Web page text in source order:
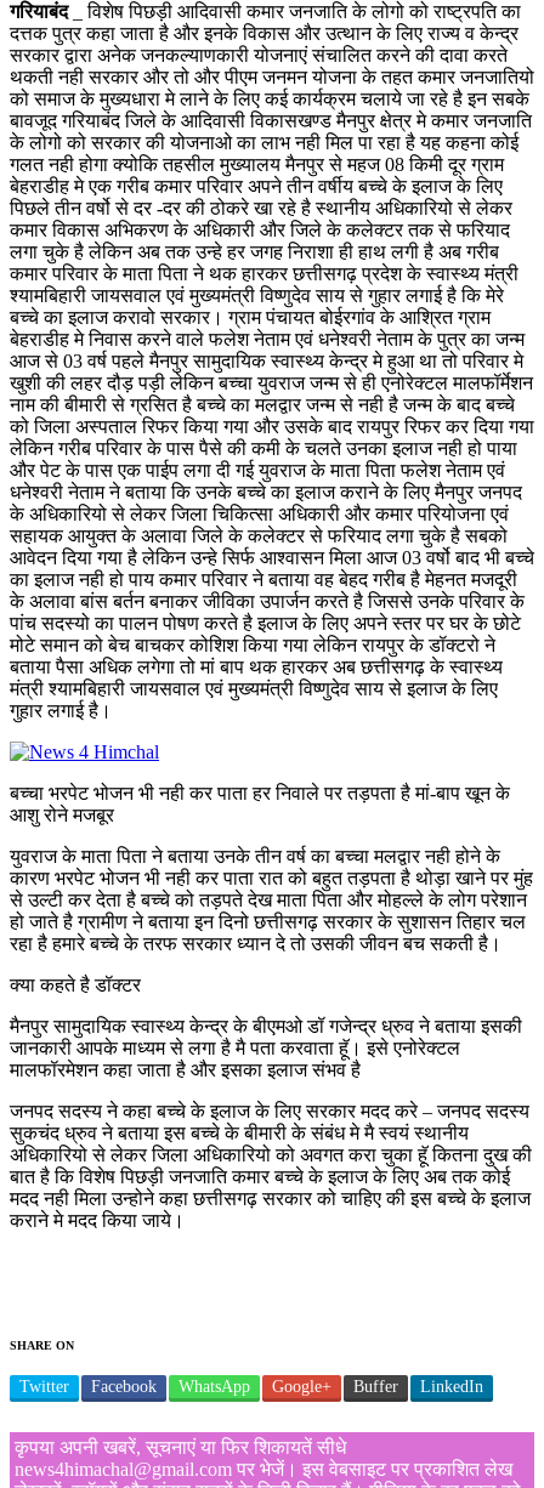
गरियाबंद_ विशेष पिछड़ी आदिवासी कमार जनजाति के लोगो को राष्ट्रपति का
दत्तक पुत्र कहा जाता है और इनके विकास और उत्थान के लिए राज्य व केन्द्र
सरकार द्वारा अनेक जनकल्याणकारी योजनाएं संचालित करने की दावा करते
थकती नही सरकार और तो और पीएम जनमन योजना के तहत कमार जनजातियो
को समाज के मुख्यधारा मे लाने के लिए कई कार्यक्रम चलाये जा रहे है इन सबके
बावजूद गरियाबंद जिले के आदिवासी विकासखण्ड मैनपुर क्षेत्र मे कमार जनजाति
के लोगो को सरकार की योजनाओ का लाभ नही मिल पा रहा है यह कहना कोई
गलत नही होगा क्योकि तहसील मुख्यालय मैनपुर से महज 08 किमी दूर ग्राम
बेहराडीह मे एक गरीब कमार परिवार अपने तीन वर्षीय बच्चे के इलाज के लिए
पिछले तीन वर्षो से दर -दर की ठोकरे खा रहे है स्थानीय अधिकारियो से लेकर
कमार विकास अभिकरण के अधिकारी और जिले के कलेक्टर तक से फरियाद
लगा चुके है लेकिन अब तक उन्हे हर जगह निराशा ही हाथ लगी है अब गरीब
कमार परिवार के माता पिता ने थक हारकर छत्तीसगढ़ प्रदेश के स्वास्थ्य मंत्री
श्यामबिहारी जायसवाल एवं मुख्यमंत्री विष्णुदेव साय से गुहार लगाई है कि मेरे
बच्चे का इलाज करावो सरकार। ग्राम पंचायत बोईरगांव के आश्रित ग्राम
बेहराडीह मे निवास करने वाले फलेश नेताम एवं धनेश्वरी नेताम के पुत्र का जन्म
आज से 03 वर्ष पहले मैनपुर सामुदायिक स्वास्थ्य केन्द्र मे हुआ था तो परिवार मे
खुशी की लहर दौड़ पड़ी लेकिन बच्चा युवराज जन्म से ही एनोरेक्टल मालफॉर्मेशन
नाम की बीमारी से ग्रसित है बच्चे का मलद्वार जन्म से नही है जन्म के बाद बच्चे
को जिला अस्पताल रिफर किया गया और उसके बाद रायपुर रिफर कर दिया गया
लेकिन गरीब परिवार के पास पैसे की कमी के चलते उनका इलाज नही हो पाया
और पेट के पास एक पाईप लगा दी गई युवराज के माता पिता फलेश नेताम एवं
धनेश्वरी नेताम ने बताया कि उनके बच्चे का इलाज कराने के लिए मैनपुर जनपद
के अधिकारियो से लेकर जिला चिकित्सा अधिकारी और कमार परियोजना एवं
सहायक आयुक्त के अलावा जिले के कलेक्टर से फरियाद लगा चुके है सबको
आवेदन दिया गया है लेकिन उन्हे सिर्फ आश्वासन मिला आज 03 वर्षो बाद भी बच्चे
का इलाज नही हो पाय कमार परिवार ने बताया वह बेहद गरीब है मेहनत मजदूरी
के अलावा बांस बर्तन बनाकर जीविका उपार्जन करते है जिससे उनके परिवार के
पांच सदस्यो का पालन पोषण करते है इलाज के लिए अपने स्तर पर घर के छोटे
मोटे समान को बेच बाचकर कोशिश किया गया लेकिन रायपुर के डॉक्टरो ने
बताया पैसा अधिक लगेगा तो मां बाप थक हारकर अब छत्तीसगढ़ के स्वास्थ्य
मंत्री श्यामबिहारी जायसवाल एवं मुख्यमंत्री विष्णुदेव साय से इलाज के लिए
गुहार लगाई है।
बच्चा भरपेट भोजन भी नही कर पाता हर निवाले पर तड़पता है मां-बाप खून के
आशु रोने मजबूर
युवराज के माता पिता ने बताया उनके तीन वर्ष का बच्चा मलद्वार नही होने के
कारण भरपेट भोजन भी नही कर पाता रात को बहुत तड़पता है थोड़ा खाने पर मुंह
से उल्टी कर देता है बच्चे को तड़पते देख माता पिता और मोहल्ले के लोग परेशान
हो जाते है ग्रामीण ने बताया इन दिनो छत्तीसगढ़ सरकार के सुशासन तिहार चल
रहा है हमारे बच्चे के तरफ सरकार ध्यान दे तो उसकी जीवन बच सकती है।
क्या कहते है डॉक्टर
मैनपुर सामुदायिक स्वास्थ्य केन्द्र के बीएमओ डॉ गजेन्द्र ध्रुव ने बताया इसकी
जानकारी आपके माध्यम से लगा है मै पता करवाता हूॅ। इसे एनोरेक्टल
मालफॉरमेशन कहा जाता है और इसका इलाज संभव है
जनपद सदस्य ने कहा बच्चे के इलाज के लिए सरकार मदद करे – जनपद सदस्य
सुकचंद ध्रुव ने बताया इस बच्चे के बीमारी के संबंध मे मै स्वयं स्थानीय
अधिकारियो से लेकर जिला अधिकारियो को अवगत करा चुका हूॅ कितना दुख की
बात है कि विशेष पिछड़ी जनजाति कमार बच्चे के इलाज के लिए अब तक कोई
मदद नही मिला उन्होने कहा छत्तीसगढ़ सरकार को चाहिए की इस बच्चे के इलाज
कराने मे मदद किया जाये।
SHARE ON
Twitter Facebook WhatsApp Google+ Buffer LinkedIn
कृपया अपनी खबरें, सूचनाएं या फिर शिकायतें सीधे
news4himachal@gmail.com पर भेजें। इस वेबसाइट पर प्रकाशित लेख